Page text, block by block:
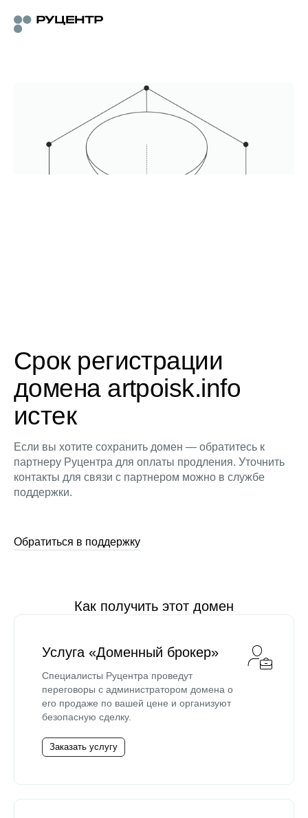
Срок регистрации
домена artpoisk.info
истек
Если вы хотите сохранить домен — обратитесь к
партнеру Руцентра для оплаты продления. Уточнить
контакты для связи с партнером можно в службе
поддержки.
Обратиться в поддержку
Как получить этот домен
Услуга «Доменный брокер»
Специалисты Руцентра проведут
переговоры с администратором домена о
его продаже по вашей цене и организуют
безопасную сделку.
Заказать услугу